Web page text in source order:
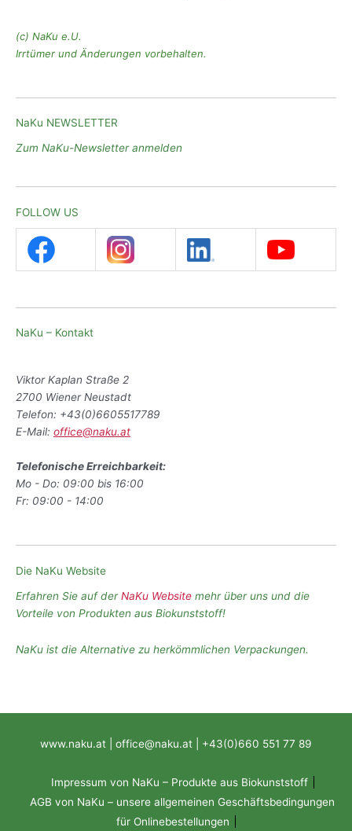
(c) NaKu e.U.
Irrtümer und Änderungen vorbehalten.
NaKu NEWSLETTER
Zum NaKu-Newsletter anmelden
FOLLOW US
NaKu – Kontakt
Viktor Kaplan Straße 2
2700 Wiener Neustadt
Telefon: +43(0)6605517789
E-Mail: office@naku.at
Telefonische Erreichbarkeit:
Mo - Do: 09:00 bis 16:00
Fr: 09:00 - 14:00
Die NaKu Website
Erfahren Sie auf derNaKu Website mehr über uns und die
Vorteile von Produkten aus Biokunststoff!
NaKu ist die Alternative zu herkömmlichen Verpackungen.
www.naku.at | office@naku.at | +43(0)660 551 77 89
Impressum von NaKu – Produkte aus Biokunststoff
AGB von NaKu – unsere allgemeinen Geschäftsbedingungen
für Onlinebestellungen